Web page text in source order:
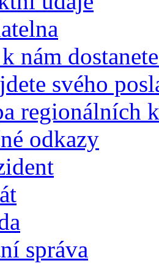
nám
svého
regionálních
odkazy
správa